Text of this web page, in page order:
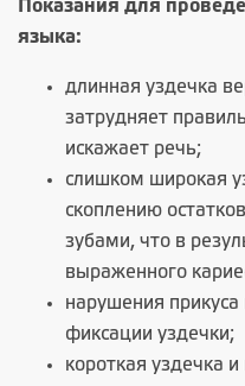
Показания для
языка:
длинная уздечка
затрудняет
искажает речь;
слишком широкая
скоплению
зубами, что в
выраженного
нарушения прикуса
фиксации уздечки;
короткая уздечка